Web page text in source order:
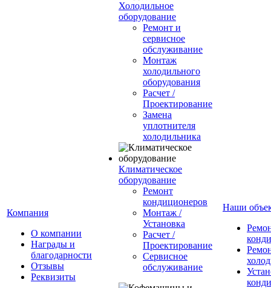
Компания
О компании
Награды и
благодарности
Отзывы
Реквизиты
Холодильное
оборудование
Ремонт и
сервисное
обслуживание
Монтаж
холодильного
оборудования
Расчет /
Проектирование
Замена
уплотнителя
холодильника
Климатическое
оборудование
Ремонт
кондиционеров
Монтаж /
Установка
Расчет /
Проектирование
Сервисное
обслуживание
Наши